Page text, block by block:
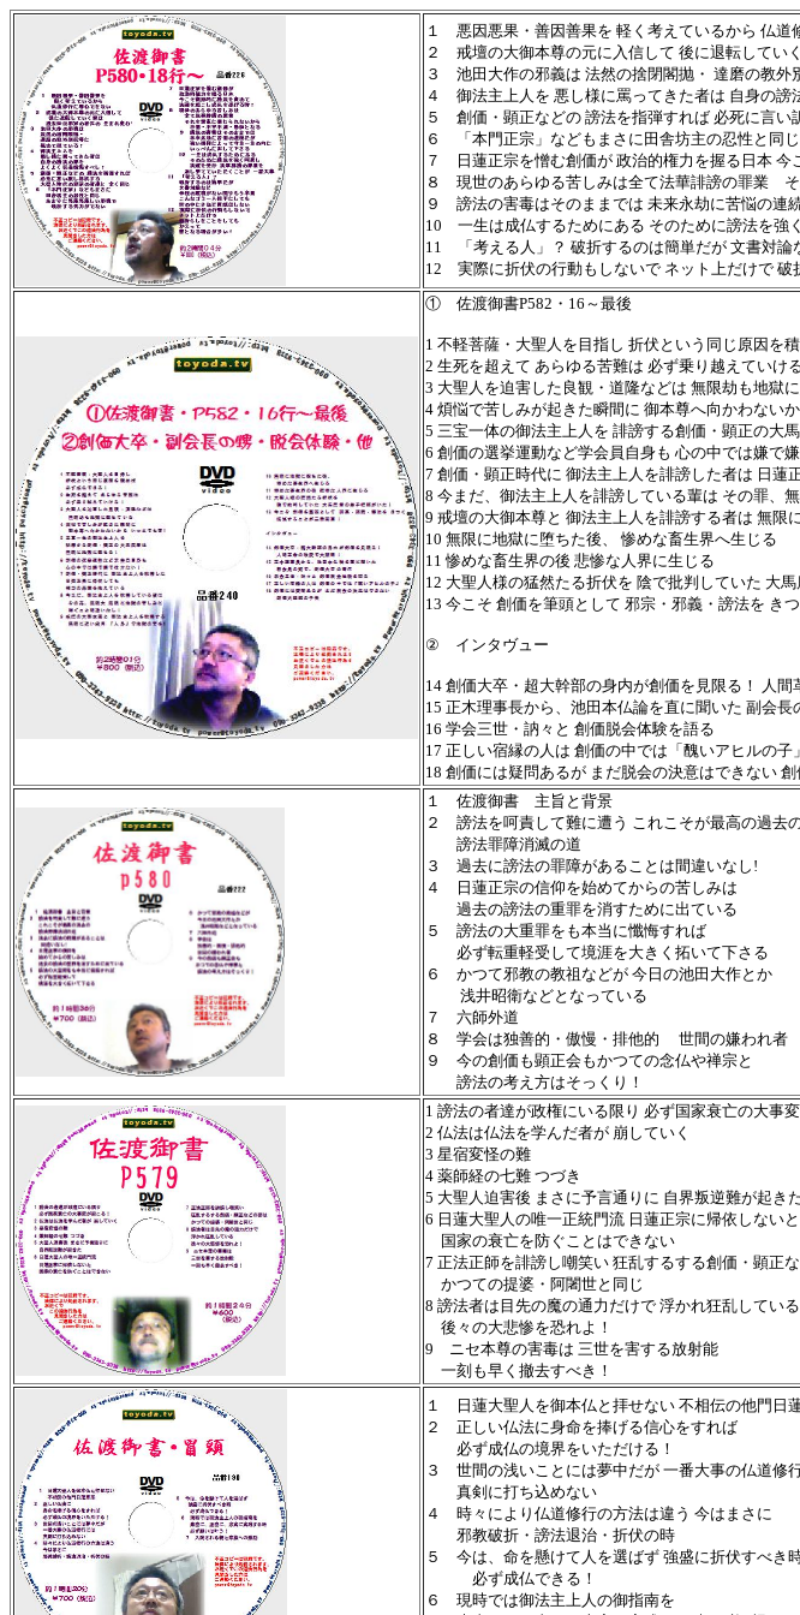
１ 悪因悪果・善因善果を 軽く考えているから 仏道
２ 戒壇の大御本尊の元に入信して 後に退転してい
３ 池田大作の邪義は 法然の捨閉閣抛・ 達磨の教外
４ 御法主上人を 悪し様に罵ってきた者は 自身の謗
５ 創価・顕正などの 謗法を指弾すれば 必死に言い
６ 「本門正宗」などもまさに田舎坊主の忍性と同
７ 日蓮正宗を憎む創価が 政治的権力を握る日本 今
８ 現世のあらゆる苦しみは全て法華誹謗の罪業
９ 謗法の害毒はそのままでは 未来永劫に苦悩の連
10 一生は成仏するためにある そのために謗法を強
11 「考える人」？ 破折するのは簡単だが 文書対論
12 実際に折伏の行動もしないで ネット上だけで 破
① 佐渡御書P582・16～最後
1 不軽菩薩・大聖人を目指し 折伏という同じ原因を
2 生死を超えて あらゆる苦難は 必ず乗り越えていけ
3 大聖人を迫害した良観・道隆などは 無限劫も地獄
4 煩悩で苦しみが起きた瞬間に 御本尊へ向かわない
5 三宝一体の御法主上人を 誹謗する創価・顕正の大
6 創価の選挙運動など学会員自身も 心の中では嫌で
7 創価・顕正時代に 御法主上人を誹謗した者は 日
8 今まだ、御法主上人を誹謗している輩は その罪、
9 戒壇の大御本尊と 御法主上人を誹謗する者は 無限
10 無限に地獄に堕ちた後、 惨めな畜生界へ生じる
11 惨めな畜生界の後 悲惨な人界に生じる
12 大聖人様の猛然たる折伏を 陰で批判していた 大
13 今こそ 創価を筆頭として 邪宗・邪義・謗法を き
② インタヴュー
14 創価大卒・超大幹部の身内が創価を見限る！ 人間
15 正木理事長から、池田本仏論を直に聞いた 副会
16 学会三世・訥々と 創価脱会体験を語る
17 正しい宿縁の人は 創価の中では「醜いアヒルの子」
18 創価には疑問あるが まだ脱会の決意はできない
１ 佐渡御書 主旨と背景
２ 謗法を呵責して難に遭う これこそが最高の過去
謗法罪障消滅の道
３ 過去に謗法の罪障があることは間違いなし!
４ 日蓮正宗の信仰を始めてからの苦しみは
過去の謗法の重罪を消すために出ている
５ 謗法の大重罪をも本当に懺悔すれば
必ず転重軽受して境涯を大きく拓いて下さる
６ かつて邪教の教祖などが 今日の池田大作とか
浅井昭衛などとなっている
７ 六師外道
８ 学会は独善的・傲慢・排他的 世間の嫌われ者
９ 今の創価も顕正会もかつての念仏や禅宗と
謗法の考え方はそっくり！
1 謗法の者達が政権にいる限り 必ず国家衰亡の大事変
2 仏法は仏法を学んだ者が 崩していく
3 星宿変怪の難
4 薬師経の七難 つづき
5 大聖人迫害後 まさに予言通りに 自界叛逆難が起き
6 日蓮大聖人の唯一正統門流 日蓮正宗に帰依しないと
国家の衰亡を防ぐことはできない
7 正法正師を誹謗し嘲笑い 狂乱するする創価・顕正
かつての提婆・阿闍世と同じ
8 謗法者は目先の魔の通力だけで 浮かれ狂乱している
後々の大悲惨を恐れよ！
9 ニセ本尊の害毒は 三世を害する放射能
一刻も早く撤去すべき！
１ 日蓮大聖人を御本仏と拝せない 不相伝の他門日
２ 正しい仏法に身命を捧げる信心をすれば
必ず成仏の境界をいただける！
３ 世間の浅いことには夢中だが 一番大事の仏道修
真剣に打ち込めない
４ 時々により仏道修行の方法は違う 今はまさに
邪教破折・謗法退治・折伏の時
５ 今は、命を懸けて人を選ばず 強盛に折伏すべき
必ず成仏できる！
６ 現時では御法主上人の御指南を